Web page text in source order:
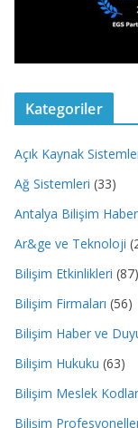
Kategoriler
Açık Kaynak
Ağ Sistemleri (33)
Antalya Bilişim
Ar&ge ve Teknoloji
Bilişim Etkinlikleri (87)
Bilişim Firmaları (56)
Bilişim Haber ve
Bilişim Hukuku (63)
Bilişim Meslek
Bilişim